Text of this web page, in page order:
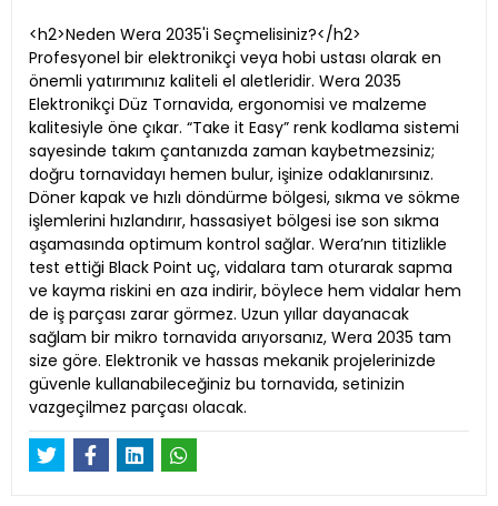
<h2>Neden Wera 2035'i Seçmelisiniz?</h2>
Profesyonel bir elektronikçi veya hobi ustası olarak en
önemli yatırımınız kaliteli el aletleridir. Wera 2035
Elektronikçi Düz Tornavida, ergonomisi ve malzeme
kalitesiyle öne çıkar. “Take it Easy” renk kodlama sistemi
sayesinde takım çantanızda zaman kaybetmezsiniz;
doğru tornavidayı hemen bulur, işinize odaklanırsınız.
Döner kapak ve hızlı döndürme bölgesi, sıkma ve sökme
işlemlerini hızlandırır, hassasiyet bölgesi ise son sıkma
aşamasında optimum kontrol sağlar. Wera’nın titizlikle
test ettiği Black Point uç, vidalara tam oturarak sapma
ve kayma riskini en aza indirir, böylece hem vidalar hem
de iş parçası zarar görmez. Uzun yıllar dayanacak
sağlam bir mikro tornavida arıyorsanız, Wera 2035 tam
size göre. Elektronik ve hassas mekanik projelerinizde
güvenle kullanabileceğiniz bu tornavida, setinizin
vazgeçilmez parçası olacak.